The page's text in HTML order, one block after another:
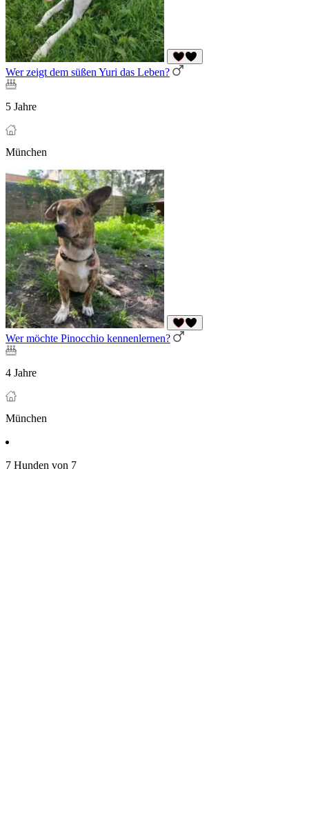
Wer zeigt dem süßen Yuri das Leben?
5 Jahre
München
Wer möchte Pinocchio kennenlernen?
4 Jahre
München
7 Hunden von 7